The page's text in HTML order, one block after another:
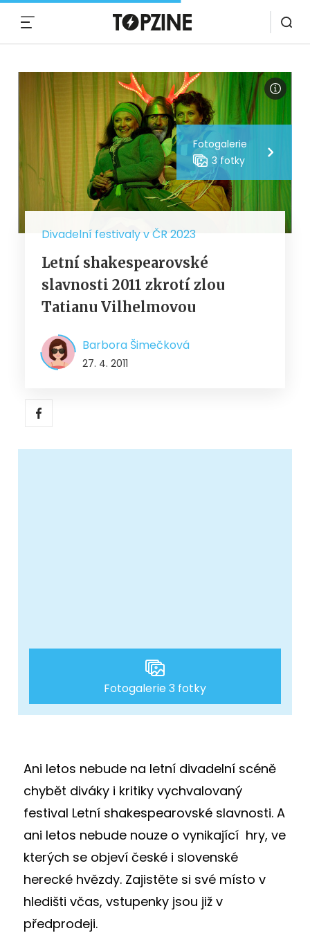
Fotogalerie
3 fotky
Divadelní festivaly v ČR 2023
Letní shakespearovské
slavnosti 2011 zkrotí zlou
Tatianu Vilhelmovou
Barbora Šimečková
27. 4. 2011
Fotogalerie 3 fotky
Ani letos nebude na letní divadelní scéně
chybět diváky i kritiky vychvalovaný
festival Letní shakespearovské slavnosti. A
ani letos nebude nouze o vynikající hry, ve
kterých se objeví české i slovenské
herecké hvězdy. Zajistěte si své místo v
hledišti včas, vstupenky jsou již v
předprodeji.